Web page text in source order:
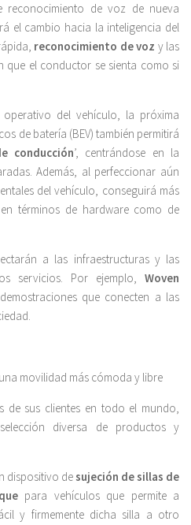
reconocimiento de voz de nueva
el cambio hacia la inteligencia del
reconocimiento de voz y las
que el conductor se sienta como si
del vehículo, la próxima
de batería (BEV) también permitirá
conducción’, centrándose en la
Además, al perfeccionar aún
del vehículo, conseguirá más
términos de hardware como de
a las infraestructuras y las
servicios. Por ejemplo, Woven
que conecten a las
movilidad más cómoda y libre
de sus clientes en todo el mundo,
diversa de productos y
dispositivo desujeción de sillas de
para vehículos que permite a
y firmemente dicha silla a otro